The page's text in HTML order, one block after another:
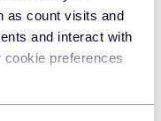
as count visits and
and interact with
preferences
ejecución
fuentes de gran